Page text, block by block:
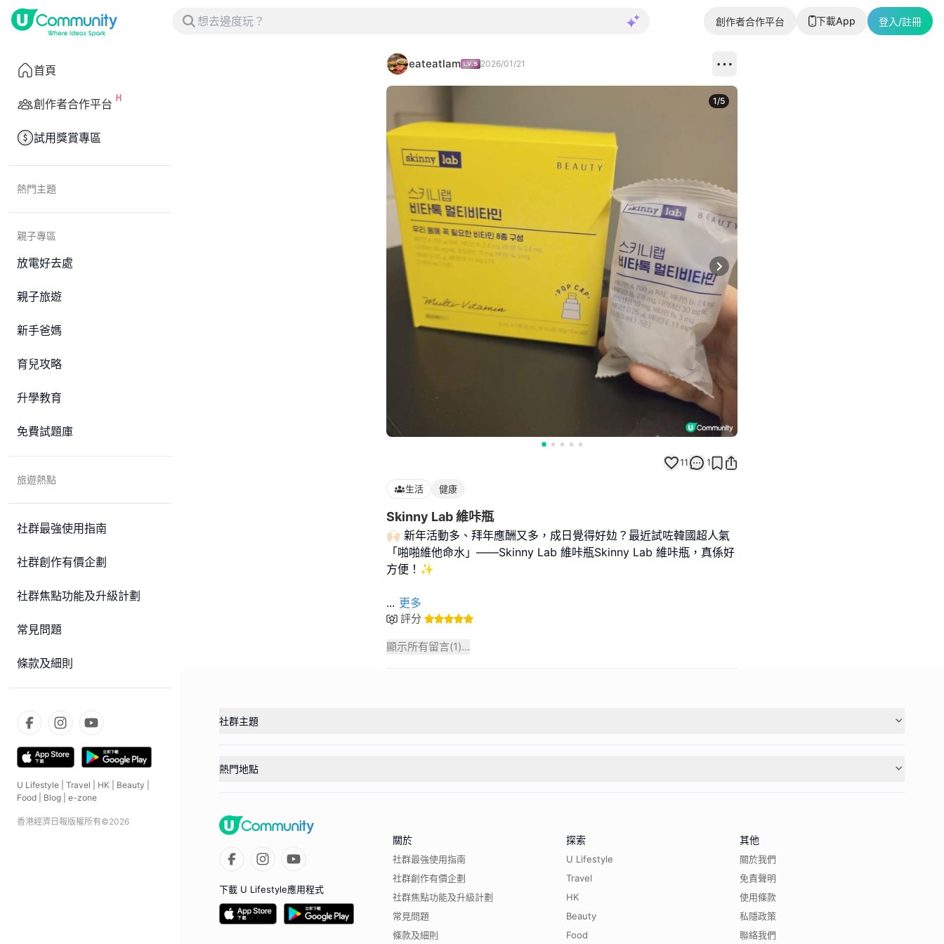
創作者合作平台 下載App 登入/註冊
首頁
創作者合作平台
試用獎賞專區
熱門主題
親子專區
放電好去處
親子旅遊
新手爸媽
育兒攻略
升學教育
免費試題庫
旅遊熱點
社群最強使用指南
社群創作有價企劃
社群焦點功能及升級計劃
常見問題
條款及細則
U Lifestyle Travel HK Beauty
Food
Blog e-zone
香港經濟日報版權所有©2026
eateatlam 2026/01/21
Next slide
1/5
11 1
生活 健康
Skinny Lab 維咔瓶
🙌🏻 新年活動多、拜年應酬又多，成日覺得好攰？最近試咗韓國超人氣
「啪啪維他命水」——Skinny Lab 維咔瓶Skinny Lab 維咔瓶，真係好
方便！✨
... 更多
評分
顯示所有留言(1)...
社群主題
熱門地點
下載 U Lifestyle應用程式
關於
社群最強使用指南
社群創作有價企劃
社群焦點功能及升級計劃
常見問題
條款及細則
探索
U Lifestyle
Travel
HK
Beauty
Food
其他
關於我們
免責聲明
使用條款
私隱政策
聯絡我們